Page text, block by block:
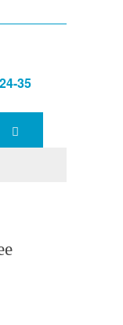
35